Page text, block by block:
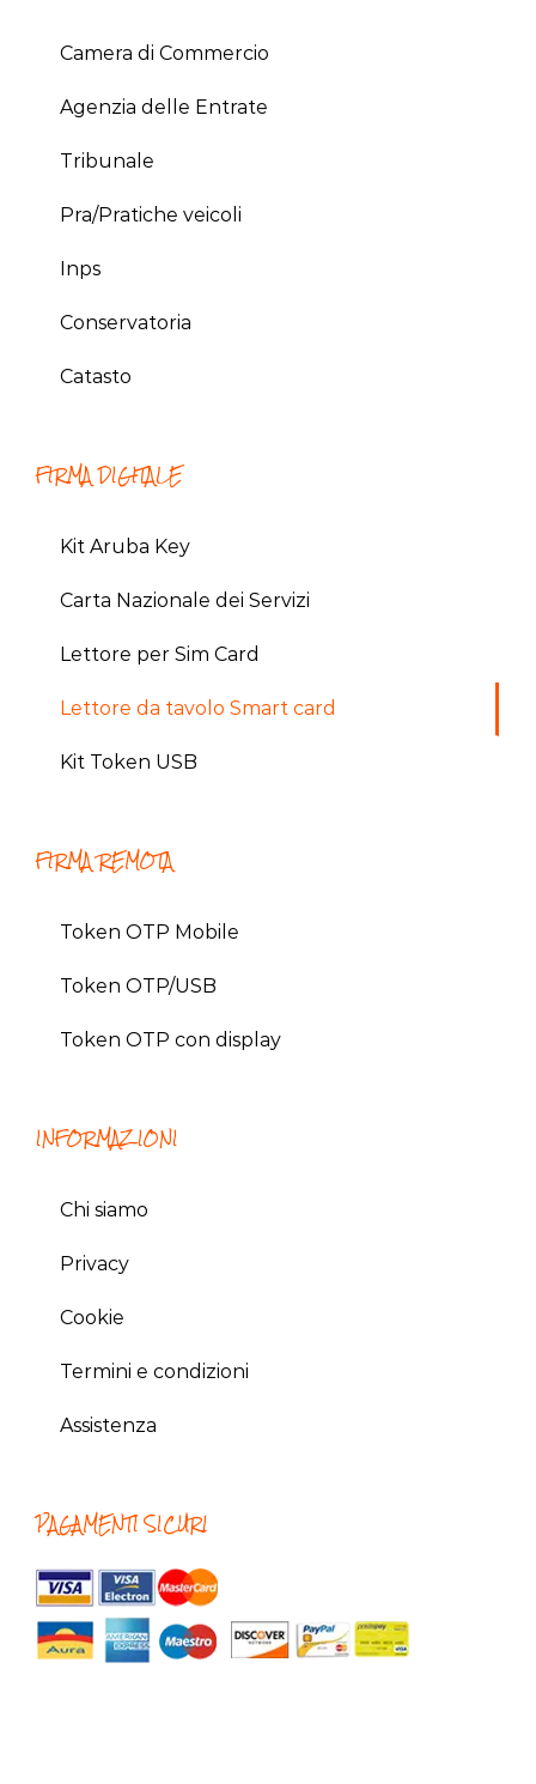
Camera di Commercio
Agenzia delle Entrate
Tribunale
Pra/Pratiche veicoli
Inps
Conservatoria
Catasto
FIRMA DIGITALE
Kit Aruba Key
Carta Nazionale dei Servizi
Lettore per Sim Card
Lettore da tavolo Smart card
Kit Token USB
FIRMA REMOTA
Token OTP Mobile
Token OTP/USB
Token OTP con display
INFORMAZIONI
Chi siamo
Privacy
Cookie
Termini e condizioni
Assistenza
PAGAMENTI SICURI